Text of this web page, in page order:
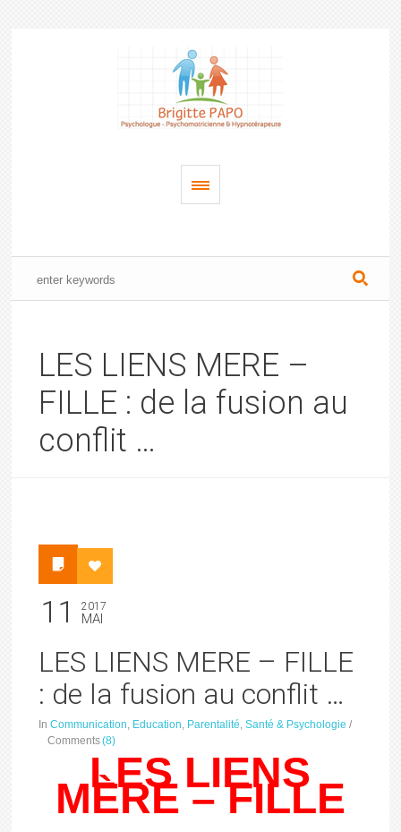
LES LIENS MERE –
FILLE : de la fusion au
conflit …
11 2017
MAI
LES LIENS MERE – FILLE
: de la fusion au conflit …
InCommunication, Education, Parentalité,Santé & Psychologie /
Comments(8)
LES LIENS
MÈRE – FILLE